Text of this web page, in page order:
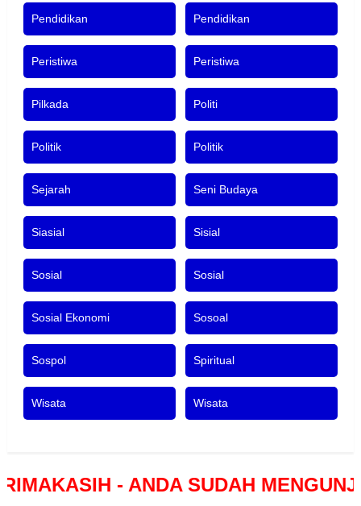
Pendidikan Pendidikan
Peristiwa Peristiwa
Pilkada Politi
Politik Politik
Sejarah Seni Budaya
Siasial Sisial
Sosial Sosial
Sosial Ekonomi Sosoal
Sospol Spiritual
Wisata Wisata
- ANDA SUDAH MENGUNJUNGI